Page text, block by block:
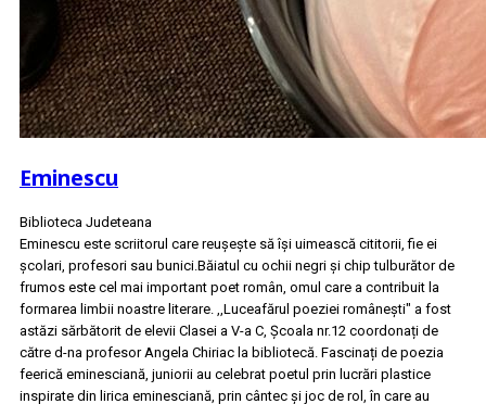
Eminescu
Biblioteca Judeteana
Eminescu este scriitorul care reușește să își uimească cititorii, fie ei
școlari, profesori sau bunici.Băiatul cu ochii negri și chip tulburător de
frumos este cel mai important poet român, omul care a contribuit la
formarea limbii noastre literare. ,,Luceafărul poeziei românești" a fost
astăzi sărbătorit de elevii Clasei a V-a C, Școala nr.12 coordonați de
către d-na profesor Angela Chiriac la bibliotecă. Fascinați de poezia
feerică eminesciană, juniorii au celebrat poetul prin lucrări plastice
inspirate din lirica eminesciană, prin cântec și joc de rol, în care au